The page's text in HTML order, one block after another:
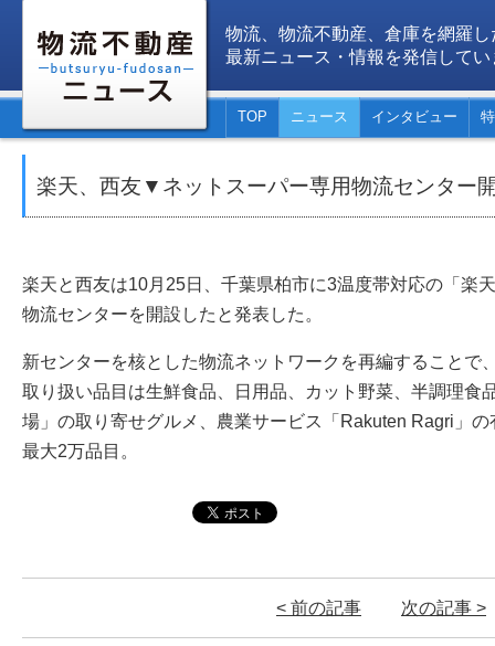
物流、物流不動産、倉庫を網羅し
最新ニュース・情報を発信してい
TOP ニュース インタビュー
楽天、西友▼ネットスーパー専用物流センター
楽天と西友は10月25日、千葉県柏市に3温度帯対応の「楽
物流センターを開設したと発表した。
新センターを核とした物流ネットワークを再編することで
取り扱い品目は生鮮食品、日用品、カット野菜、半調理食
場」の取り寄せグルメ、農業サービス「Rakuten Ragri」
最大2万品目。
< 前の記事 次の記事 >